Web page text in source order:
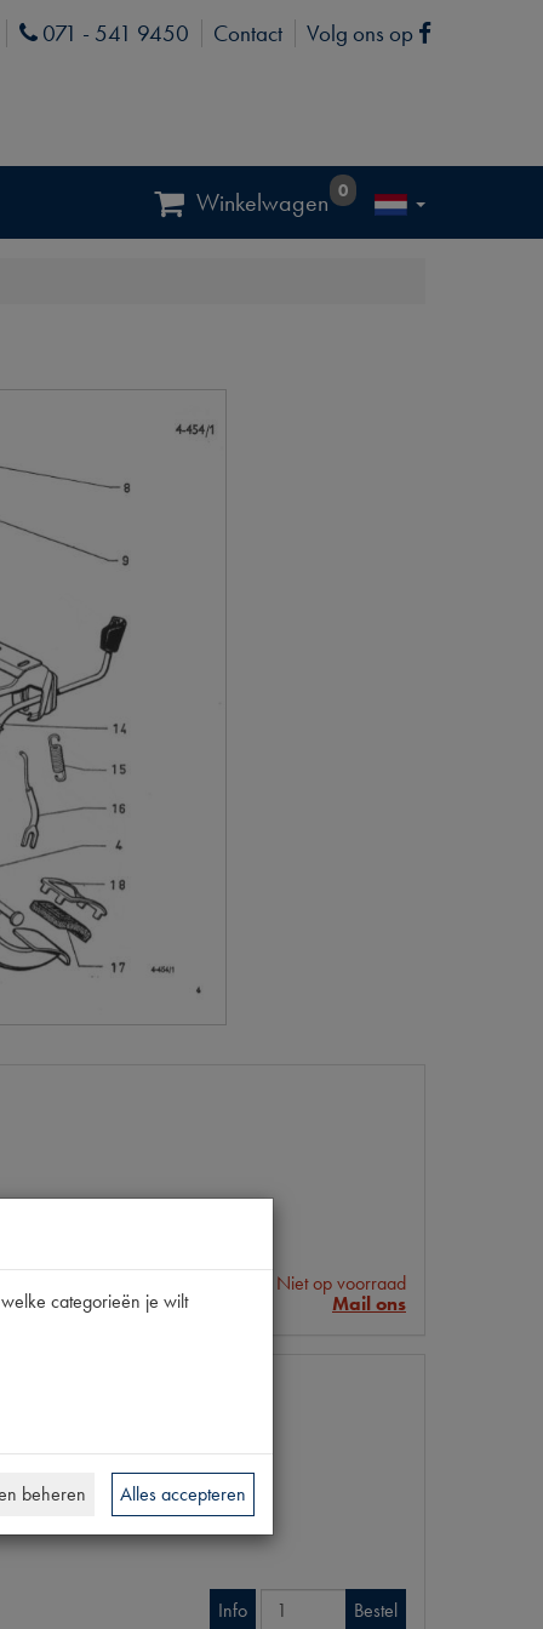
Phone
071 - 541 9450 Contact Volg ons op Facebook
Winkelwagen 0
Niet op voorraad
Mail ons
Info
Bestel
categorieën je wilt
beheren Alles accepteren